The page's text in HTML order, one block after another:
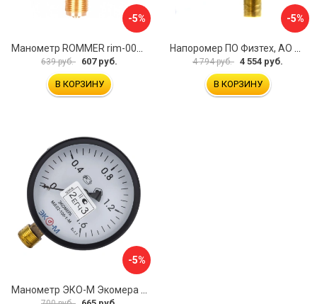
-5%
639 руб. 607 руб.
В КОРЗИНУ
-5%
4 794 руб. 4 554 руб.
В КОРЗИНУ
-5%